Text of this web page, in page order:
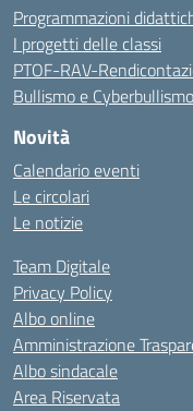
Programmazioni
I progetti delle classi
PTOF-RAV-
Bullismo e Cyberbullismo
Novità
Calendario eventi
Le circolari
Le notizie
Team Digitale
Privacy Policy
Albo online
Amministrazione
Albo sindacale
Area Riservata